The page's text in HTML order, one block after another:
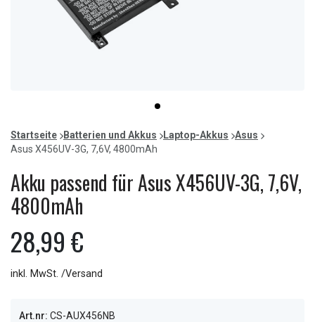
item
0
of
1
Startseite Batterien und Akkus Laptop-Akkus
Asus
Asus X456UV-3G, 7,6V, 4800mAh
Akku passend für Asus X456UV-3G, 7,6V,
4800mAh
28,99 €
inkl. MwSt. /Versand
Art.nr: CS-AUX456NB